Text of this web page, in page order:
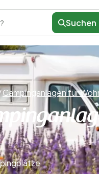
Suchen
Campinganlagen für